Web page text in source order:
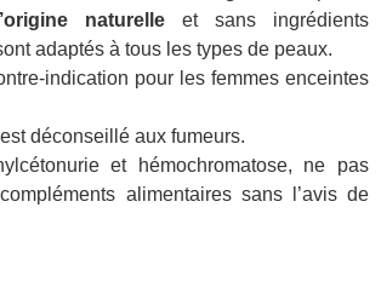
naturelle et sans ingrédients
adaptés à tous les types de peaux.
indication pour les femmes enceintes
déconseillé aux fumeurs.
et hémochromatose, ne pas
alimentaires sans l’avis de